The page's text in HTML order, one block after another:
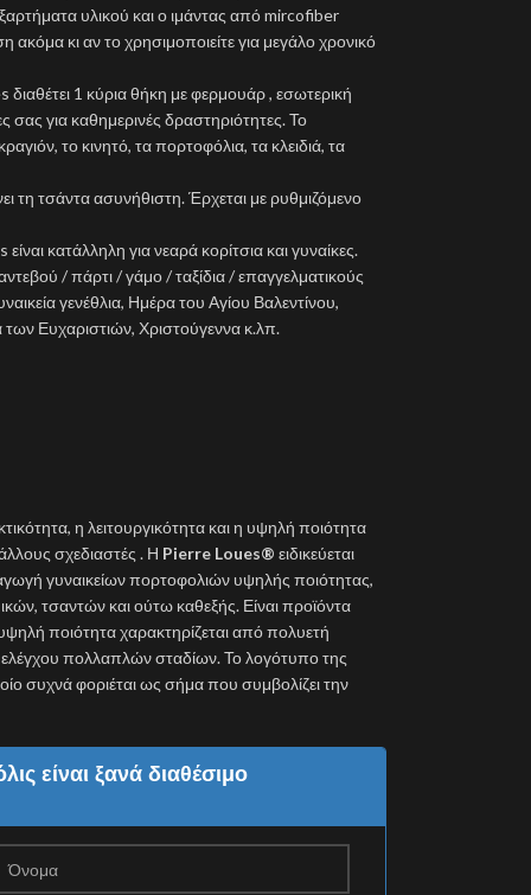
υλικού και ο ιμάντας από mircofiber
κι αν το χρησιμοποιείτε για μεγάλο χρονικό
1 κύρια θήκη με φερμουάρ , εσωτερική
για καθημερινές δραστηριότητες. Το
το κινητό, τα πορτοφόλια, τα κλειδιά, τα
τη τσάντα ασυνήθιστη. Έρχεται με ρυθμιζόμενο
κατάλληλη για νεαρά κορίτσια και γυναίκες.
/ πάρτι / γάμο / ταξίδια / επαγγελματικούς
γενέθλια, Ημέρα του Αγίου Βαλεντίνου,
Ευχαριστιών, Χριστούγεννα κ.λπ.
η λειτουργικότητα και η υψηλή ποιότητα
σχεδιαστές . Η Pierre Loues® ειδικεύεται
γυναικείων πορτοφολιών υψηλής ποιότητας,
τσαντών και ούτω καθεξής. Είναι προϊόντα
ποιότητα χαρακτηρίζεται από πολυετή
πολλαπλών σταδίων. Το λογότυπο της
συχνά φοριέται ως σήμα που συμβολίζει την
είναι ξανά διαθέσιμο